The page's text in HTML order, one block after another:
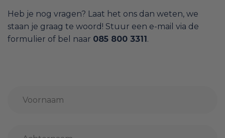
Heb je nog vragen? Laat het ons dan weten, we
staan je graag te woord! Stuur een e-mail via de
formulier of bel naar 085 800 3311 .